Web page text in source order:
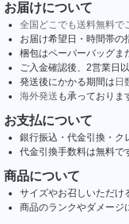
お届けについて
全国どこでも送料無料で
お届け希望日・時間帯の
梱包はペーパーバッグま
ご入金確認後、2営業日
発送後にかかる期間は 日
海外発送 も承っておりま
お支払について
銀行振込・代金引換・ク
代金引換手数料は無料で
商品について
サイズやお召しいただけ
商品のランクやダメージ